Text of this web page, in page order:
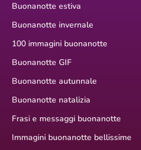
Buonanotte estiva
Buonanotte invernale
100 immagini buonanotte
Buonanotte GIF
Buonanotte autunnale
Buonanotte natalizia
Frasi e messaggi buonanotte
Immagini buonanotte bellissime